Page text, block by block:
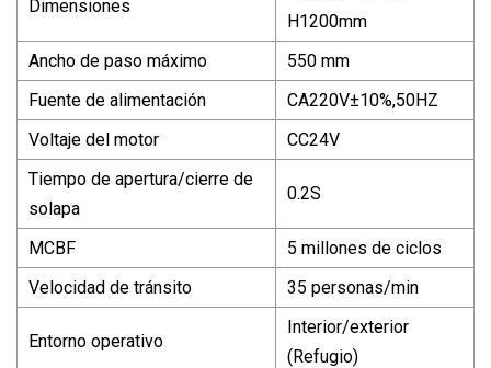
Dimensiones
H1200mm
Ancho de paso máximo
550 mm
Fuente de alimentación
CA220V±10%,50HZ
Voltaje del motor
CC24V
Tiempo de apertura/cierre de
solapa
0.2S
MCBF
5 millones de ciclos
Velocidad de tránsito
35 personas/min
Entorno operativo
Interior/exterior
(Refugio)